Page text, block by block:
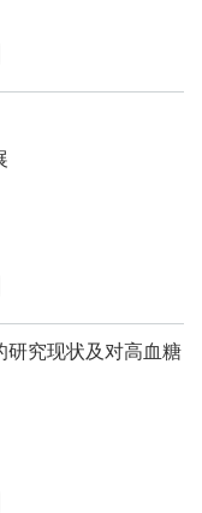
研究现状及对高血糖